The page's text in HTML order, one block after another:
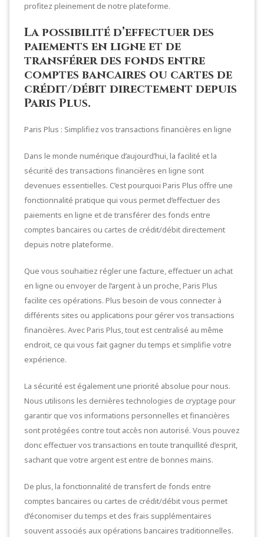
profitez pleinement de notre plateforme.
La possibilité d’effectuer des
paiements en ligne et de
transférer des fonds entre
comptes bancaires ou cartes de
crédit/débit directement depuis
Paris Plus.
Paris Plus : Simplifiez vos transactions financières en ligne
Dans le monde numérique d’aujourd’hui, la facilité et la
sécurité des transactions financières en ligne sont
devenues essentielles. C’est pourquoi Paris Plus offre une
fonctionnalité pratique qui vous permet d’effectuer des
paiements en ligne et de transférer des fonds entre
comptes bancaires ou cartes de crédit/débit directement
depuis notre plateforme.
Que vous souhaitiez régler une facture, effectuer un achat
en ligne ou envoyer de l’argent à un proche, Paris Plus
facilite ces opérations. Plus besoin de vous connecter à
différents sites ou applications pour gérer vos transactions
financières. Avec Paris Plus, tout est centralisé au même
endroit, ce qui vous fait gagner du temps et simplifie votre
expérience.
La sécurité est également une priorité absolue pour nous.
Nous utilisons les dernières technologies de cryptage pour
garantir que vos informations personnelles et financières
sont protégées contre tout accès non autorisé. Vous pouvez
donc effectuer vos transactions en toute tranquillité d’esprit,
sachant que votre argent est entre de bonnes mains.
De plus, la fonctionnalité de transfert de fonds entre
comptes bancaires ou cartes de crédit/débit vous permet
d’économiser du temps et des frais supplémentaires
souvent associés aux opérations bancaires traditionnelles.